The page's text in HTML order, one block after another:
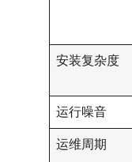
安装复杂度
运行噪音
运维周期